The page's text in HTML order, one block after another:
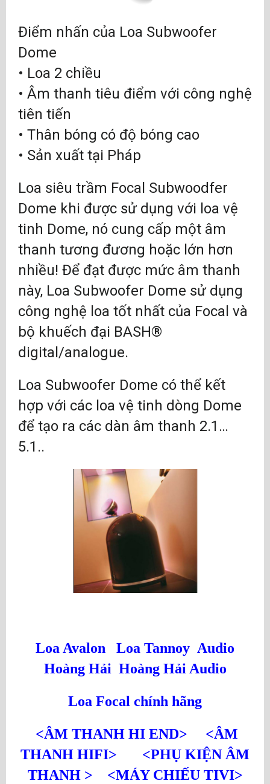
Điểm nhấn của Loa Subwoofer
Dome
• Loa 2 chiều
• Âm thanh tiêu điểm với công nghệ
tiên tiến
• Thân bóng có độ bóng cao
• Sản xuất tại Pháp
Loa siêu trầm Focal Subwoodfer
Dome khi được sử dụng với loa vệ
tinh Dome, nó cung cấp một âm
thanh tương đương hoặc lớn hơn
nhiều! Để đạt được mức âm thanh
này, Loa Subwoofer Dome sử dụng
công nghệ loa tốt nhất của Focal và
bộ khuếch đại BASH®
digital/analogue.
Loa Subwoofer Dome có thể kết
hợp với các loa vệ tinh dòng Dome
để tạo ra các dàn âm thanh 2.1…
5.1..
Loa Avalon Loa Tannoy Audio
Hoàng Hải Hoàng Hải Audio
Loa Focal chính hãng
<ÂM THANH HI END>
<ÂM
THANH HIFI>
<PHỤ KIỆN ÂM
THANH >
<MÁY CHIẾU TIVI>